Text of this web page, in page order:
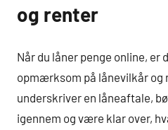
og renter
Når du låner penge online,
opmærksom på lånevilkår og
underskriver en låneaftale,
igennem og være klar over,